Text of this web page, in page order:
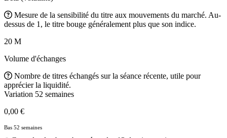
Mesure de la sensibilité du titre aux mouvements du marché. Au-
dessus de 1, le titre bouge généralement plus que son indice.
20 M
Volume d'échanges
Nombre de titres échangés sur la séance récente, utile pour
apprécier la liquidité.
Variation 52 semaines
0,00 €
Bas 52 semaines